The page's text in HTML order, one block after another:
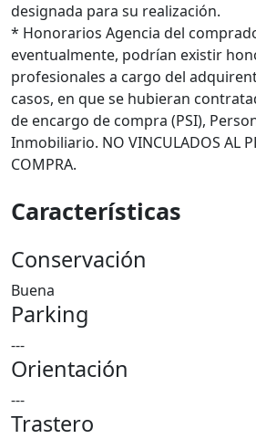
designada para su realización.
* Honorarios Agencia del
eventualmente, podrían existir
profesionales a cargo del
casos, en que se hubieran
de encargo de compra (PSI),
Inmobiliario. NO VINCULADOS AL
COMPRA.
Características
Conservación
Buena
Parking
---
Orientación
---
Trastero